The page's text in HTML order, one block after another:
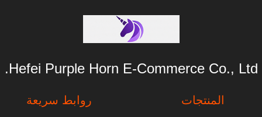
Hefei Purple Horn E-Commerce Co., Ltd.
المنتجات روابط سريعة